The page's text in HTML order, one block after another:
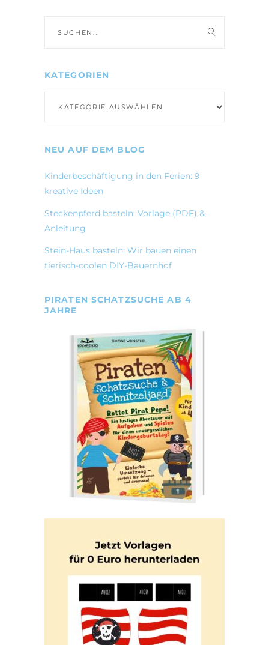
nach:
KATEGORIEN
NEU AUF DEM BLOG
Kinderbeschäftigung in den Ferien: 9
kreative Ideen
Steckenpferd basteln: Vorlage (PDF) &
Anleitung
Stein-Haus basteln: Wir bauen einen
tierisch-coolen DIY-Bauernhof
PIRATEN SCHATZSUCHE AB 4
JAHRE